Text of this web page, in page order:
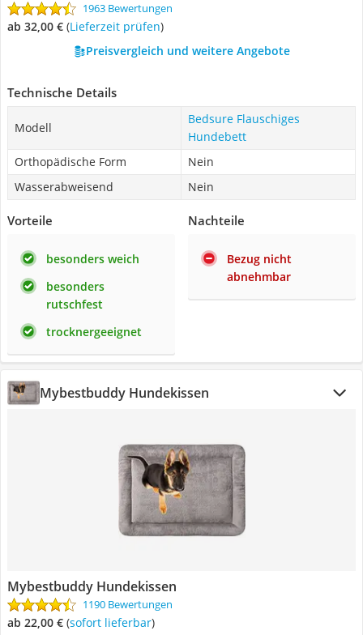
1963 Bewertungen
ab 32,00 € (Lieferzeit prüfen)
Preisvergleich und weitere Angebote
Technische Details
Modell
Bedsure Flauschiges
Hundebett
Orthopädische Form
Nein
Wasserabweisend
Nein
Vorteile
besonders weich
besonders
rutschfest
trocknergeeignet
Nachteile
Bezug nicht
abnehmbar
Mybestbuddy Hundekissen
Mybestbuddy Hundekissen
1190 Bewertungen
ab 22,00 € ( Sofort lieferbar)